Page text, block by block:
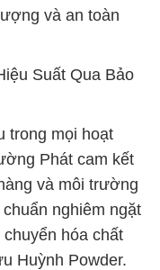
và an toàn
Suất Qua Bảo
trong mọi hoạt
Phát cam kết
và môi trường
nghiêm ngặt
hóa chất
Huỳnh Powder.